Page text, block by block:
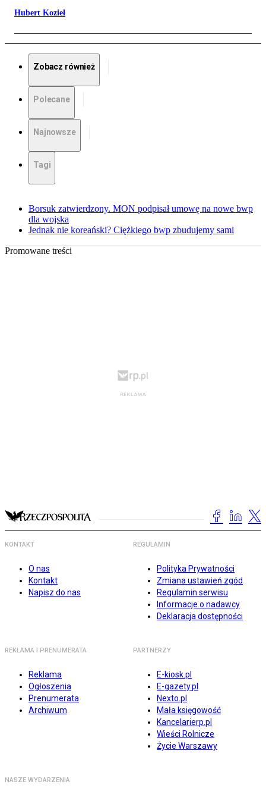
Hubert Kozieł
Zobacz również
Polecane
Najnowsze
Tagi
Borsuk zatwierdzony. MON podpisał umowę na nowe bwp
dla wojska
Jednak nie koreański? Ciężkiego bwp zbudujemy sami
Promowane treści
KONTAKT
O nas
Kontakt
Napisz do nas
REGULAMIN
Polityka Prywatności
Zmiana ustawień zgód
Regulamin serwisu
Informacje o nadawcy
Deklaracja dostępności
REKLAMA I PRENUMERATA
Reklama
Ogłoszenia
Prenumerata
Archiwum
PARTNERZY
E-kiosk.pl
E-gazety.pl
Nexto.pl
Mała księgowość
Kancelarierp.pl
Wieści Rolnicze
Życie Warszawy
NASZE WYDARZENIA